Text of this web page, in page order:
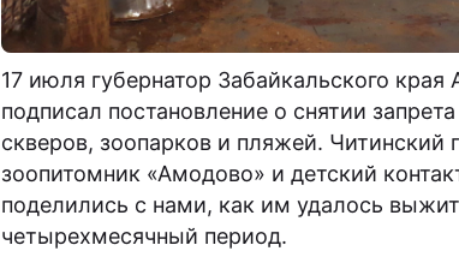
17 июля губернатор Забайкальского
подписал постановление о снятии
скверов, зоопарков и пляжей. Читинский
зоопитомник «Амодово» и детский
поделились с нами, как им удалось
четырехмесячный период.